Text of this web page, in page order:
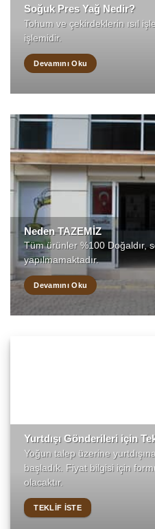
Soğuk Pres Yağ Nedir?
Tohum ve çekirdeklerin ısıl
işlemidir.
Devamını Oku
Neden TAZEMİZ
Tüm ürünler %100 Doğaldır,
yapılmamaktadır.
Devamını Oku
Yurtdışı Gönderileri için
Yoğun talep üzerine
başladık. Fiyat bilgisi için
olacaktır.
TEKLIF İSTE